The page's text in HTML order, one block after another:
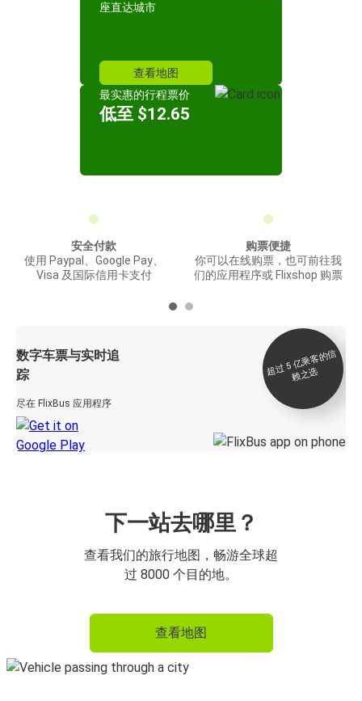
座直达城市
查看地图
最实惠的行程票价
低至 $12.65
安全付款
使用 Paypal、Google Pay、
Visa 及国际信用卡支付
购票便捷
你可以在线购票，也可前往我
们的应用程序或 Flixshop 购票
数字车票与实时追
踪
尽在 FlixBus 应用程序
超
过 5
亿
乘
客
的
信
赖
之
选
下一站去哪里？
查看我们的旅行地图，畅游全球超
过 8000 个目的地。
查看地图